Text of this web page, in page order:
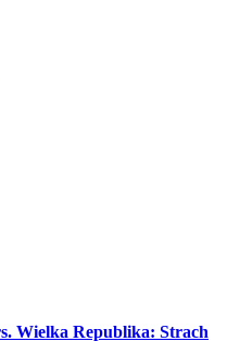
Wielka Republika: Strach